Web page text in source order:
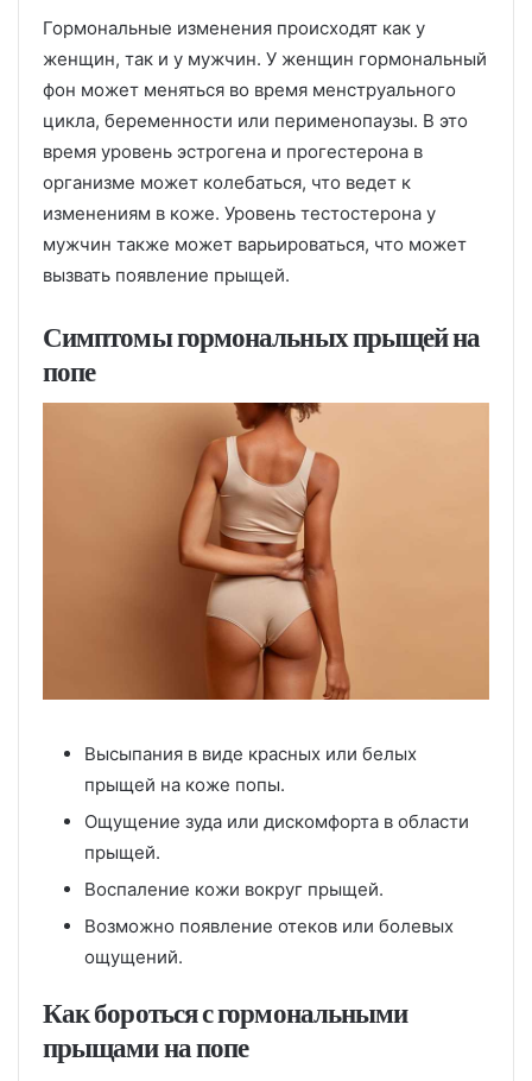
Гормональные изменения происходят как у
женщин, так и у мужчин. У женщин гормональный
фон может меняться во время менструального
цикла, беременности или перименопаузы. В это
время уровень эстрогена и прогестерона в
организме может колебаться, что ведет к
изменениям в коже. Уровень тестостерона у
мужчин также может варьироваться, что может
вызвать появление прыщей.
Симптомы гормональных прыщей на
попе
Высыпания в виде красных или белых
прыщей на коже попы.
Ощущение зуда или дискомфорта в области
прыщей.
Воспаление кожи вокруг прыщей.
Возможно появление отеков или болевых
ощущений.
Как бороться с гормональными
прыщами на попе